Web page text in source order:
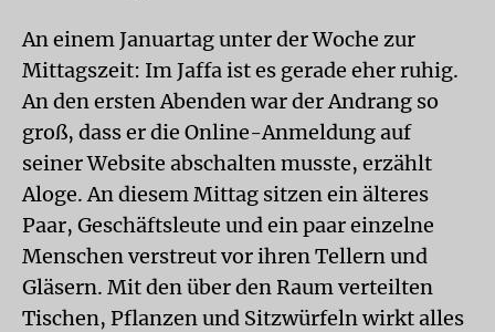
An einem Januartag unter der Woche zur
Mittagszeit: Im Jaffa ist es gerade eher ruhig.
An den ersten Abenden war der Andrang so
groß, dass er die Online-Anmeldung auf
seiner Website abschalten musste, erzählt
Aloge. An diesem Mittag sitzen ein älteres
Paar, Geschäftsleute und ein paar einzelne
Menschen verstreut vor ihren Tellern und
Gläsern. Mit den über den Raum verteilten
Tischen, Pflanzen und Sitzwürfeln wirkt alles